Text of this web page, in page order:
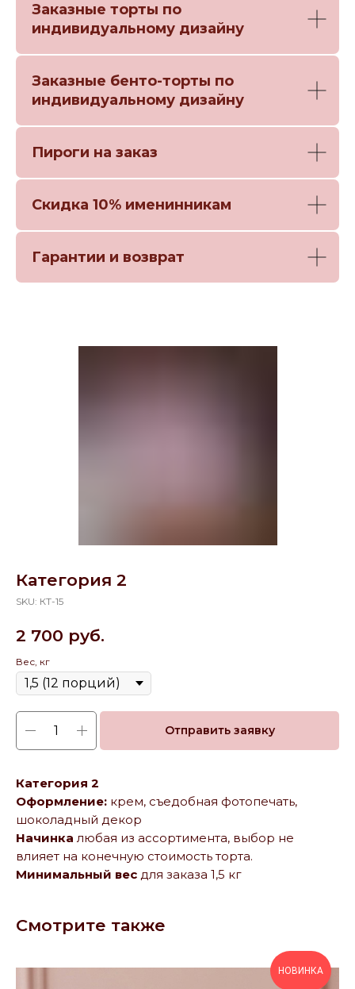
Заказные торты по
индивидуальному дизайну
Заказные бенто-торты по
индивидуальному дизайну
Пироги на заказ
Скидка 10% именинникам
Гарантии и возврат
Категория 2
SKU: КТ-15
2 700 руб.
Вес, кг
Отправить заявку
Категория 2
Оформление: крем, съедобная фотопечать,
шоколадный декор
Начинка любая из ассортимента, выбор не
влияет на конечную стоимость торта.
Минимальный вес для заказа 1,5 кг
Смотрите также
НОВИНКА